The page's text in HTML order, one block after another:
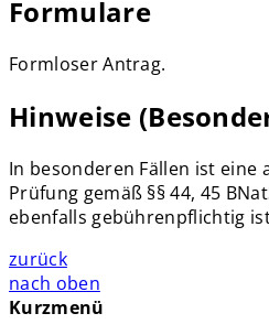
Formulare
Formloser Antrag.
Hinweise
In besonderen Fällen ist
Prüfung gemäß §§ 44, 45
ebenfalls gebührenpflichtig
zurück
nach oben
Kurzmenü